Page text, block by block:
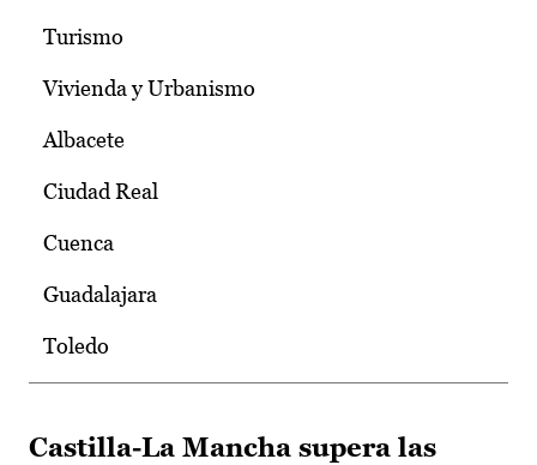
Turismo
Vivienda y Urbanismo
Albacete
Ciudad Real
Cuenca
Guadalajara
Toledo
Castilla-La Mancha supera las